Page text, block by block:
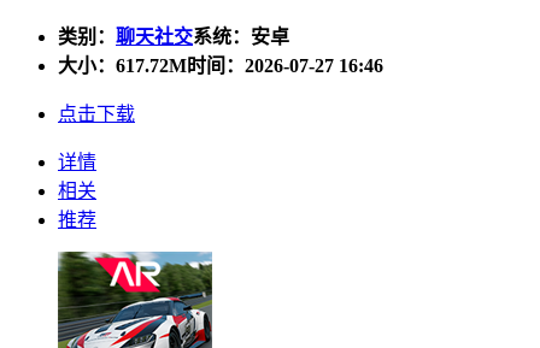
类别： 聊天社交系统：安卓
大小： 617.72M时间：2026-07-27 16:46
点击下载
详情
相关
推荐